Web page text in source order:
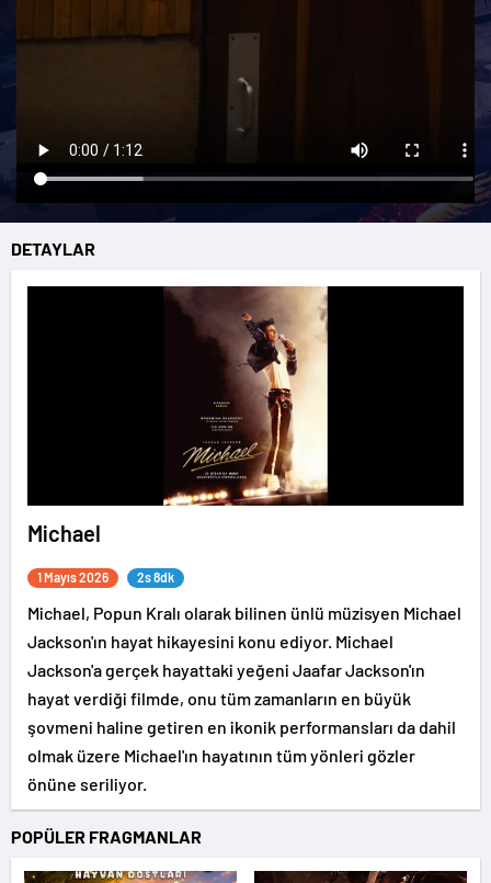
DETAYLAR
Michael
1 Mayıs 2026 2s 8dk
Michael, Popun Kralı olarak bilinen ünlü müzisyen Michael
Jackson'ın hayat hikayesini konu ediyor. Michael
Jackson'a gerçek hayattaki yeğeni Jaafar Jackson'ın
hayat verdiği filmde, onu tüm zamanların en büyük
şovmeni haline getiren en ikonik performansları da dahil
olmak üzere Michael'ın hayatının tüm yönleri gözler
önüne seriliyor.
POPÜLER FRAGMANLAR